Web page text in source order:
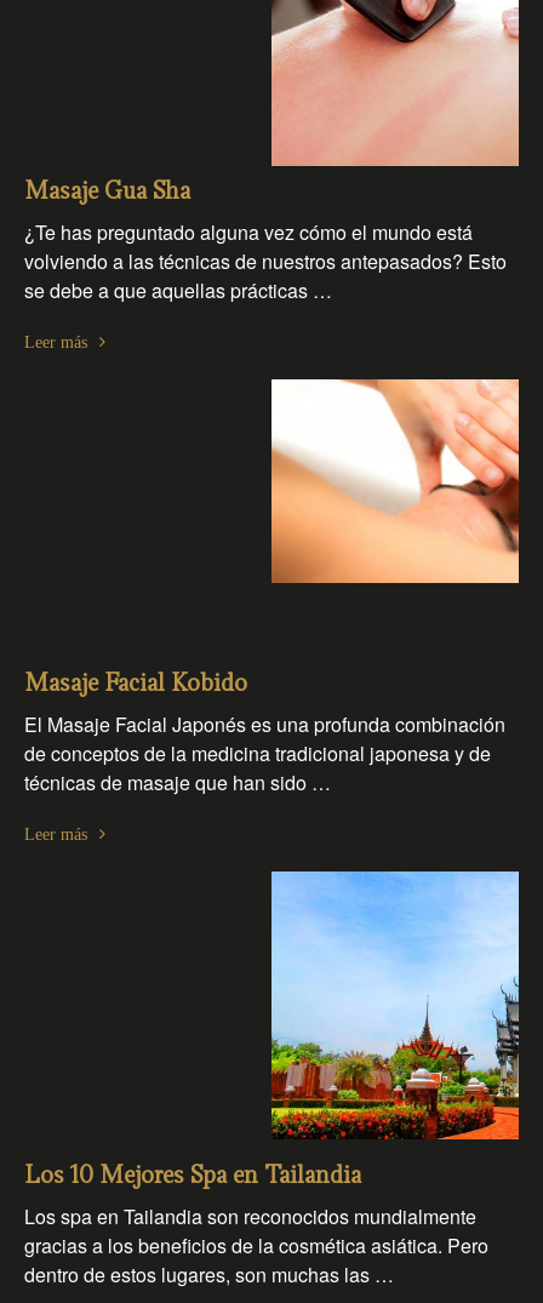
Masaje Gua Sha
¿Te has preguntado alguna vez cómo el mundo está
volviendo a las técnicas de nuestros antepasados? Esto
se debe a que aquellas prácticas …
Leer más
Masaje Facial Kobido
El Masaje Facial Japonés es una profunda combinación
de conceptos de la medicina tradicional japonesa y de
técnicas de masaje que han sido …
Leer más
Los 10 Mejores Spa en Tailandia
Los spa en Tailandia son reconocidos mundialmente
gracias a los beneficios de la cosmética asiática. Pero
dentro de estos lugares, son muchas las …